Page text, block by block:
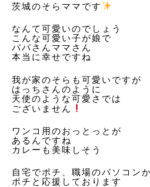
茨城のそらママです
なんて可愛いのでしょう
こんな可愛い子が娘で
パパさんママさん
本当に幸せですね
我が家のそらも可愛いですが
はっちさんのように
天使のような可愛さでは
ございません
ワンコ用のおっとっとが
あるんですね
カレーも美味しそう
自宅でポチ、職場のパソコン
ポチと応援しております